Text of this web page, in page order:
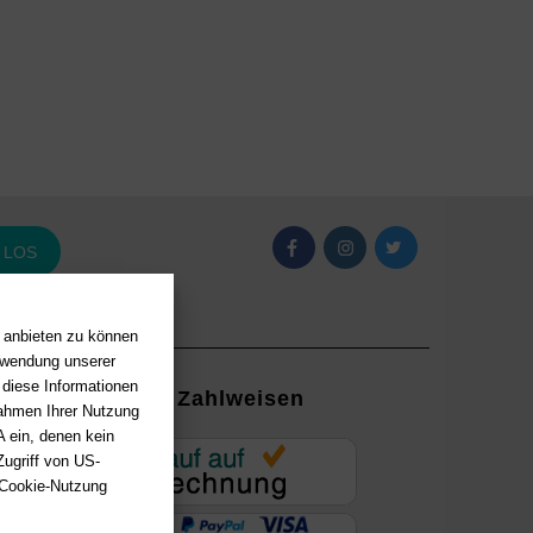
zu können
unserer
Informationen
Ihrer Nutzung
ein, denen kein
von US-
Nutzung
LOS
mit
Zahlweisen